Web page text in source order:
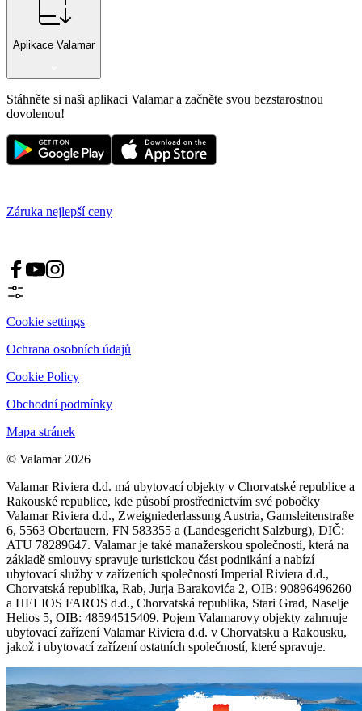
Aplikace Valamar
Stáhněte si naši aplikaci Valamar a začněte svou bezstarostnou
dovolenou!
Záruka nejlepší ceny
Cookie settings
Ochrana osobních údajů
Cookie Policy
Obchodní podmínky
Mapa stránek
© Valamar 2026
Valamar Riviera d.d. má ubytovací objekty v Chorvatské republice a
Rakouské republice, kde působí prostřednictvím své pobočky
Valamar Riviera d.d., Zweigniederlassung Austria, Gamsleitenstraße
6, 5563 Obertauern, FN 583355 a (Landesgericht Salzburg), DIČ:
ATU 78289647. Valamar je také manažerskou společností, která na
základě smlouvy spravuje turistickou část podnikání a nabízí
ubytovací služby v zařízeních společností Imperial Riviera d.d.,
Chorvatská republika, Rab, Jurja Barakovića 2, OIB: 90896496260
a HELIOS FAROS d.d., Chorvatská republika, Stari Grad, Naselje
Helios 5, OIB: 48594515409. Pojem Valamarovy objekty zahrnuje
ubytovací zařízení Valamar Riviera d.d. v Chorvatsku a Rakousku,
jakož i ubytovací zařízení ostatních společností, které spravuje.